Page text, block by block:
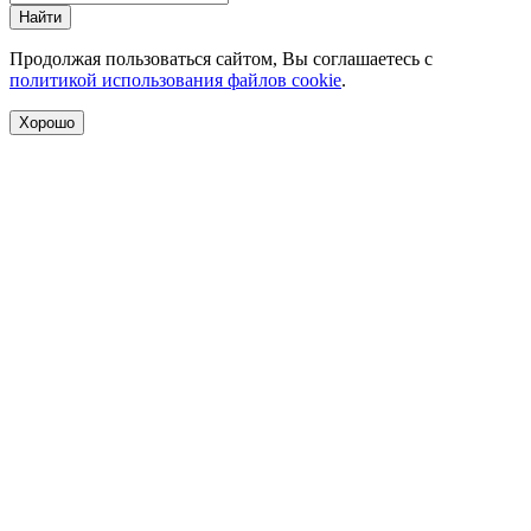
Найти
Продолжая пользоваться сайтом, Вы соглашаетесь с
политикой использования файлов cookie.
Хорошо